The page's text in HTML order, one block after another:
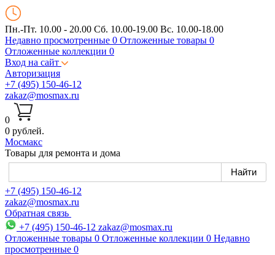
Пн.-Пт. 10.00 - 20.00 Сб. 10.00-19.00 Вс. 10.00-18.00
Недавно просмотренные 0 Отложенные товары 0
Отложенные коллекции 0
Вход на сайт
Авторизация
+7 (495) 150-46-12
zakaz@mosmax.ru
0
0 рублей.
Мосмакс
Товары для ремонта и дома
+7 (495) 150-46-12
zakaz@mosmax.ru
Обратная связь
+7 (495) 150-46-12 zakaz@mosmax.ru
Отложенные товары 0 Отложенные коллекции 0 Недавно
просмотренные 0